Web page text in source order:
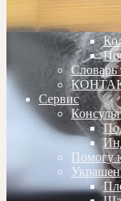
Словарь
Сервис
Помогу